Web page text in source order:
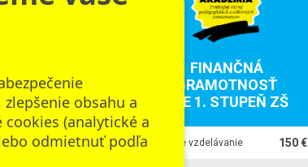
riadenie
v škole
vzdelávanie 150 €
FINANČNÁ
GRAMOTNOSŤ
PRE 1. STUPEŇ ZŠ
Inovačné vzdelávanie 150 €
obsahu a
(analytické a
odmietnuť podľa